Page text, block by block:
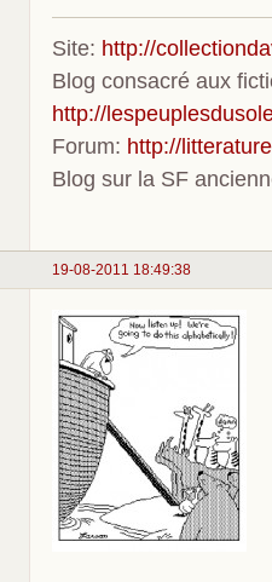
Site: http://
Blog consacré aux
http://
Forum: http://
Blog sur la SF
19-08-2011 18:49:38